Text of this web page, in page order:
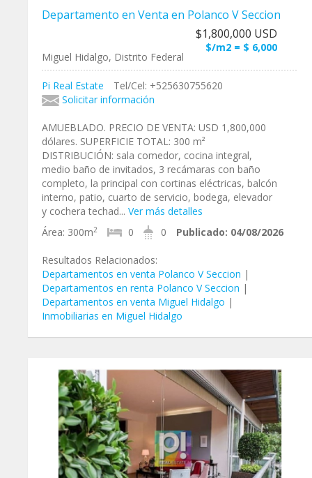
Departamento en Venta en Polanco V Seccion
$1,800,000 USD
$/m2 = $ 6,000
Miguel Hidalgo, Distrito Federal
Pi Real Estate
Tel/Cel: +525630755620
Solicitar información
AMUEBLADO. PRECIO DE VENTA: USD 1,800,000
dólares. SUPERFICIE TOTAL: 300 m²
DISTRIBUCIÓN: sala comedor, cocina integral,
medio baño de invitados, 3 recámaras con baño
completo, la principal con cortinas eléctricas, balcón
interno, patio, cuarto de servicio, bodega, elevador
y cochera techad... Ver más detalles
Área: 300m2 0 0 Publicado: 04/08/2026
Resultados Relacionados:
Departamentos en venta Polanco V Seccion |
Departamentos en renta Polanco V Seccion |
Departamentos en venta Miguel Hidalgo |
Inmobiliarias en Miguel Hidalgo